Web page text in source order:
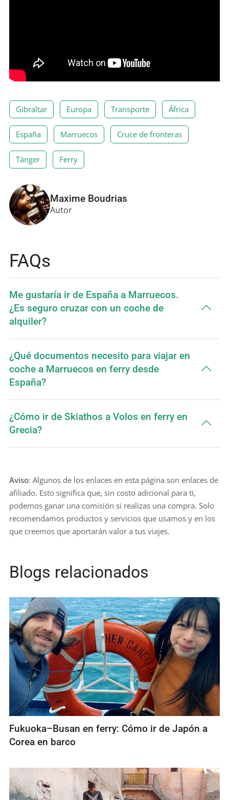
Gibraltar Europa Transporte África
España Marruecos Cruce de fronteras
Tánger Ferry
Maxime Boudrias
Autor
FAQs
Me gustaría ir de España a Marruecos.
¿Es seguro cruzar con un coche de
alquiler?
¿Qué documentos necesito para viajar en
coche a Marruecos en ferry desde
España?
¿Cómo ir de Skiathos a Volos en ferry en
Grecia?
Aviso: Algunos de los enlaces en esta página son enlaces de
afiliado. Esto significa que, sin costo adicional para ti,
podemos ganar una comisión si realizas una compra. Solo
recomendamos productos y servicios que usamos y en los
que creemos que aportarán valor a tus viajes.
Blogs relacionados
Fukuoka–Busan en ferry: Cómo ir de Japón a
Corea en barco